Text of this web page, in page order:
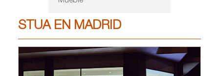
STUA EN MADRID